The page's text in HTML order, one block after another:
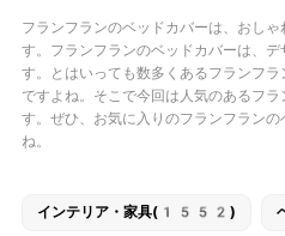
フランフランのベッドカバーは、おし
す。フランフランのベッドカバーは、
す。とはいっても数多くあるフランフ
ですよね。そこで今回は人気のあるフ
す。ぜひ、お気に入りのフランフラン
ね。
インテリア・家具(1552)